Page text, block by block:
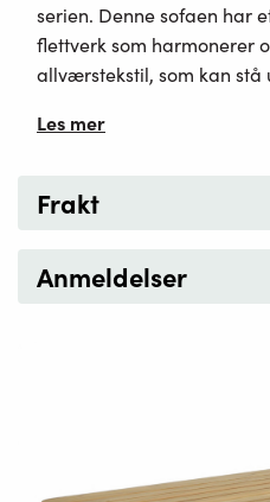
serien. Denne sofaen har
flettverk som harmonerer
allværstekstil, som kan stå
Les mer
Frakt
Anmeldelser